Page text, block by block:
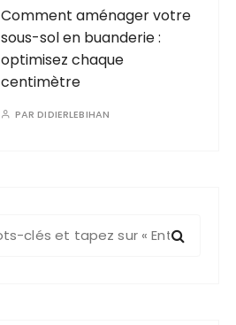
Comment aménager votre
sous-sol en buanderie :
optimisez chaque
centimètre
PARDIDIERLEBIHAN